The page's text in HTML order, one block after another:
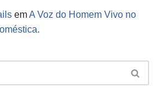
emA Voz do Homem Vivo no